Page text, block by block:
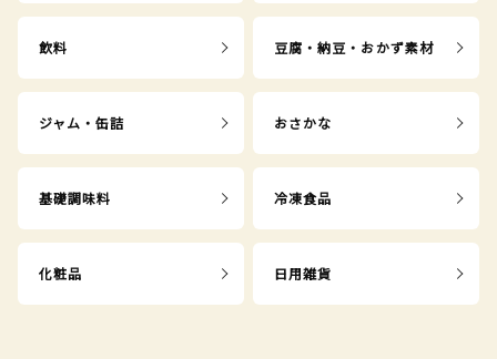
飲料 豆腐・納豆・おかず素材
ジャム・缶詰 おさかな
基礎調味料 冷凍食品
化粧品 日用雑貨